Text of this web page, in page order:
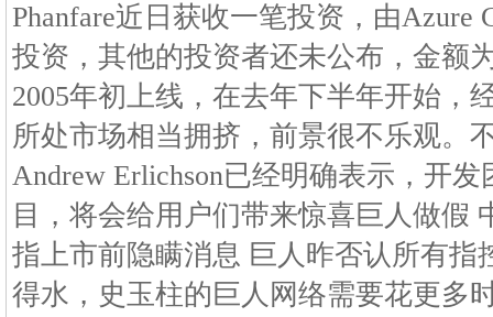
Phanfare近日获收一笔投资，由Azure
投资，其他的投资者还未公布，金额
2005年初上线，在去年下半年开始，
所处市场相当拥挤，前景很不乐观。
Andrew Erlichson已经明确表示，开
目，将会给用户们带来惊喜巨人做假
指上市前隐瞒消息 巨人昨否认所有指
得水，史玉柱的巨人网络需要花更多